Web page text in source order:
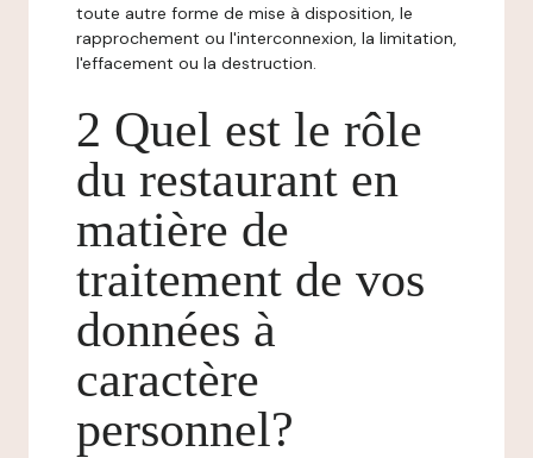
toute autre forme de mise à disposition, le
rapprochement ou l'interconnexion, la limitation,
l'effacement ou la destruction.
2 Quel est le rôle
du restaurant en
matière de
traitement de vos
données à
caractère
personnel?